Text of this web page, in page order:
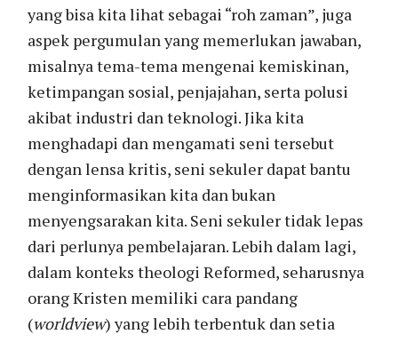
yang bisa kita lihat sebagai “roh zaman”, juga
aspek pergumulan yang memerlukan jawaban,
misalnya tema-tema mengenai kemiskinan,
ketimpangan sosial, penjajahan, serta polusi
akibat industri dan teknologi. Jika kita
menghadapi dan mengamati seni tersebut
dengan lensa kritis, seni sekuler dapat bantu
menginformasikan kita dan bukan
menyengsarakan kita. Seni sekuler tidak lepas
dari perlunya pembelajaran. Lebih dalam lagi,
dalam konteks theologi Reformed, seharusnya
orang Kristen memiliki cara pandang
(worldview) yang lebih terbentuk dan setia